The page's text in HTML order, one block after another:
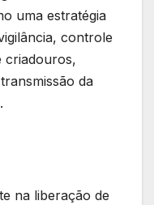
uma estratégia
controle
criadouros,
da
na liberação de